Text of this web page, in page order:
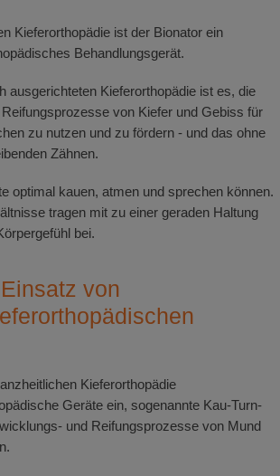
Kieferorthopädie ist der Bionator ein
Behandlungsgerät.
ausgerichteten Kieferorthopädie ist es, die
von Kiefer und Gebiss für
zu nutzen und zu fördern - und das ohne
Zähnen.
optimal kauen, atmen und sprechen können.
tragen mit zu einer geraden Haltung
bei.
von
Kieferorthopädie
Geräte ein, sogenannte Kau-Turn-
und Reifungsprozesse von Mund